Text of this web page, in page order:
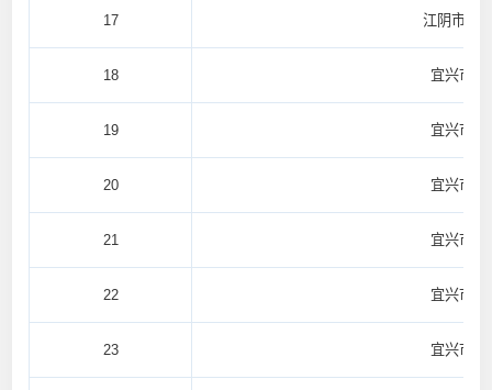
17 江阴市徐
18 宜兴市西
19 宜兴市西
20 宜兴市西
21 宜兴市西
22 宜兴市西
23 宜兴市西